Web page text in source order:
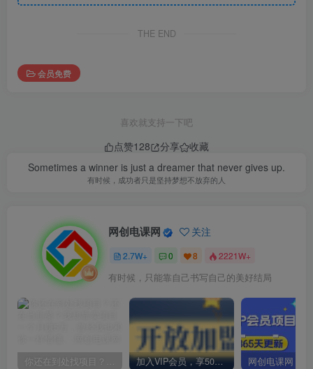
THE END
会员免费
喜欢就支持一下吧
点赞128 分享
收藏
Sometimes a winner is just a dreamer that never gives up.
有时候，成功者只是坚持梦想不放弃的人
网创电课网 关注
2.7W+ 0 8 2221W+
有时候，只能靠自己书写自己的美好结局
你还在到处找项目？还在当韭菜？我却靠卖项目一个月赚5万，曾经我也和你一样懵懂。 加入VIP会员，享50%的推广提成，免费学习多种网上创业课程，菜鸟秒变大神！